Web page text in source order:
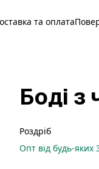
та оплата
Боді з
Роздріб
Опт від будь-яких